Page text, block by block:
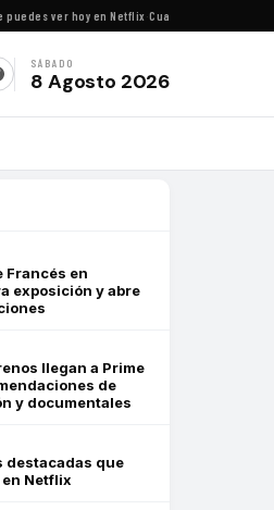
ver hoy en Netflix·Cuatro festivales de cine
SÁBADO
8 Agosto 2026
Francés en
exposición y abre
llegan a Prime
de
y documentales
destacadas que
Netflix